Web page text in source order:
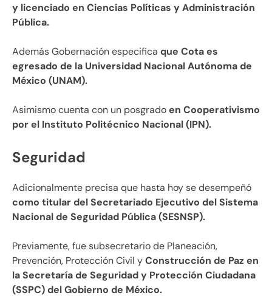
y licenciado en Ciencias Políticas y Administración
Pública.
Además Gobernación especifica que Cota es
egresado de la Universidad Nacional Autónoma de
México (UNAM).
Asimismo cuenta con un posgradoen Cooperativismo
por el Instituto Politécnico Nacional (IPN).
Seguridad
Adicionalmente precisa que hasta hoy se desempeñó
como titular del Secretariado Ejecutivo del Sistema
Nacional de Seguridad Pública (SESNSP).
Previamente, fue subsecretario de Planeación,
Prevención, Protección Civil yConstrucción de Paz en
la Secretaría de Seguridad y Protección Ciudadana
(SSPC) del Gobierno de México.